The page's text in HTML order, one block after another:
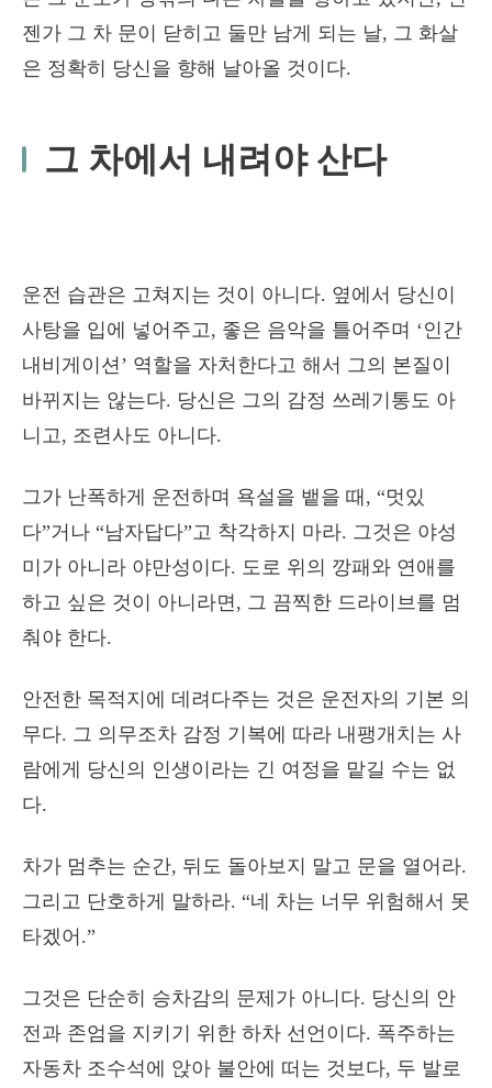
젠가 그 차 문이 닫히고 둘만 남게 되는 날, 그 화살
은 정확히 당신을 향해 날아올 것이다.
그 차에서 내려야 산다
운전 습관은 고쳐지는 것이 아니다. 옆에서 당신이
사탕을 입에 넣어주고, 좋은 음악을 틀어주며 ‘인간
내비게이션’ 역할을 자처한다고 해서 그의 본질이
바뀌지는 않는다. 당신은 그의 감정 쓰레기통도 아
니고, 조련사도 아니다.
그가 난폭하게 운전하며 욕설을 뱉을 때, “멋있
다”거나 “남자답다”고 착각하지 마라. 그것은 야성
미가 아니라 야만성이다. 도로 위의 깡패와 연애를
하고 싶은 것이 아니라면, 그 끔찍한 드라이브를 멈
춰야 한다.
안전한 목적지에 데려다주는 것은 운전자의 기본 의
무다. 그 의무조차 감정 기복에 따라 내팽개치는 사
람에게 당신의 인생이라는 긴 여정을 맡길 수는 없
다.
차가 멈추는 순간, 뒤도 돌아보지 말고 문을 열어라.
그리고 단호하게 말하라. “네 차는 너무 위험해서 못
타겠어.”
그것은 단순히 승차감의 문제가 아니다. 당신의 안
전과 존엄을 지키기 위한 하차 선언이다. 폭주하는
자동차 조수석에 앉아 불안에 떠는 것보다, 두 발로